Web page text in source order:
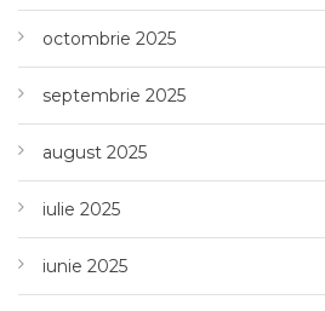
octombrie 2025
septembrie 2025
august 2025
iulie 2025
iunie 2025